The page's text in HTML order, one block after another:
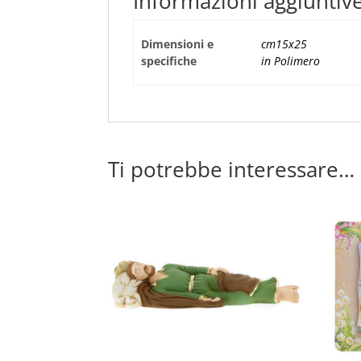
Dimensioni e
specifiche
cm15x25
in Polimero
Ti potrebbe interessare…